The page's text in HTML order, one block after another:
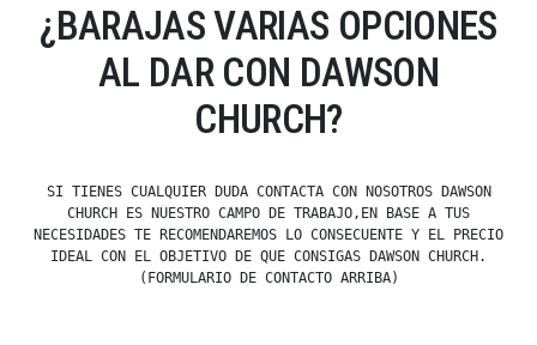
¿BARAJAS VARIAS OPCIONES
AL DAR CON DAWSON
CHURCH?
SI TIENES CUALQUIER DUDA CONTACTA CON NOSOTROS DAWSON
CHURCH ES NUESTRO CAMPO DE TRABAJO,EN BASE A TUS
NECESIDADES TE RECOMENDAREMOS LO CONSECUENTE Y EL PRECIO
IDEAL CON EL OBJETIVO DE QUE CONSIGAS DAWSON CHURCH.
(FORMULARIO DE CONTACTO ARRIBA)